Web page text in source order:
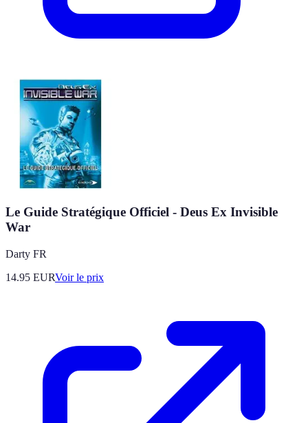
Le Guide Stratégique Officiel - Deus Ex Invisible
War
Darty FR
14.95 EURVoir le prix